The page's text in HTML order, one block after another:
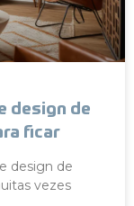
design de
ficar
design de
vezes